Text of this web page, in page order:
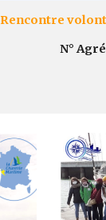
Rencontre
N°